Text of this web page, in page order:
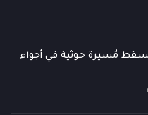
تُسقط مُسيرة حوثية في أجواء